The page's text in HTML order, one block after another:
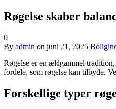
Røgelse skaber
0
By admin on juni 21, 2025
Røgelse er en ældgammel
fordele, som røgelse kan tilbyde.
Forskellige typer